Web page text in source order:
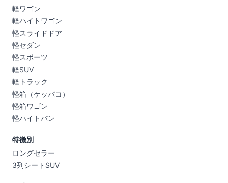
軽ワゴン
軽ハイトワゴン
軽スライドドア
軽セダン
軽スポーツ
軽SUV
軽トラック
軽箱（ケッパコ）
軽箱ワゴン
軽ハイトバン
特徴別
ロングセラー
3列シートSUV